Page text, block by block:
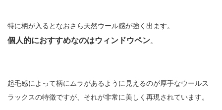
特に柄が入るとなおさら天然ウール感が強く出ます。
個人的におすすめなのはウィンドウペン。
起毛感によって柄にムラがあるように見えるのが厚手なウールス
ラックスの特徴ですが、それが非常に美しく再現されています。